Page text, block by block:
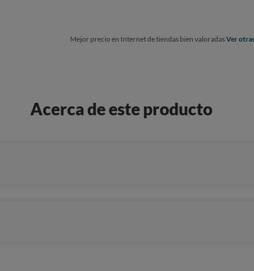
Mejor precio en Internet de tiendas bien valoradasVer
Acerca de este producto